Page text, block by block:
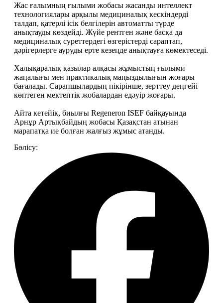
Жас ғалымның ғылыми жобасы жасанды интеллект
технологиялары арқылы медициналық кескіндерді
талдап, қатерлі ісік белгілерін автоматты түрде
анықтауды көздейді. Жүйе рентген және басқа да
медициналық суреттердегі өзгерістерді сараптап,
дәрігерлерге ауруды ерте кезеңде анықтауға көмектеседі.
Халықаралық қазылар алқасы жұмыстың ғылыми
жаңалығы мен практикалық маңыздылығын жоғары
бағалады. Сарапшылардың пікірінше, зерттеу деңгейі
көптеген мектептік жобалардан едәуір жоғары.
Айта кетейік, биылғы Regeneron ISEF байқауында
Арнұр Артықбайдың жобасы Қазақстан атынан
марапатқа ие болған жалғыз жұмыс атанды.
Бөлісу: